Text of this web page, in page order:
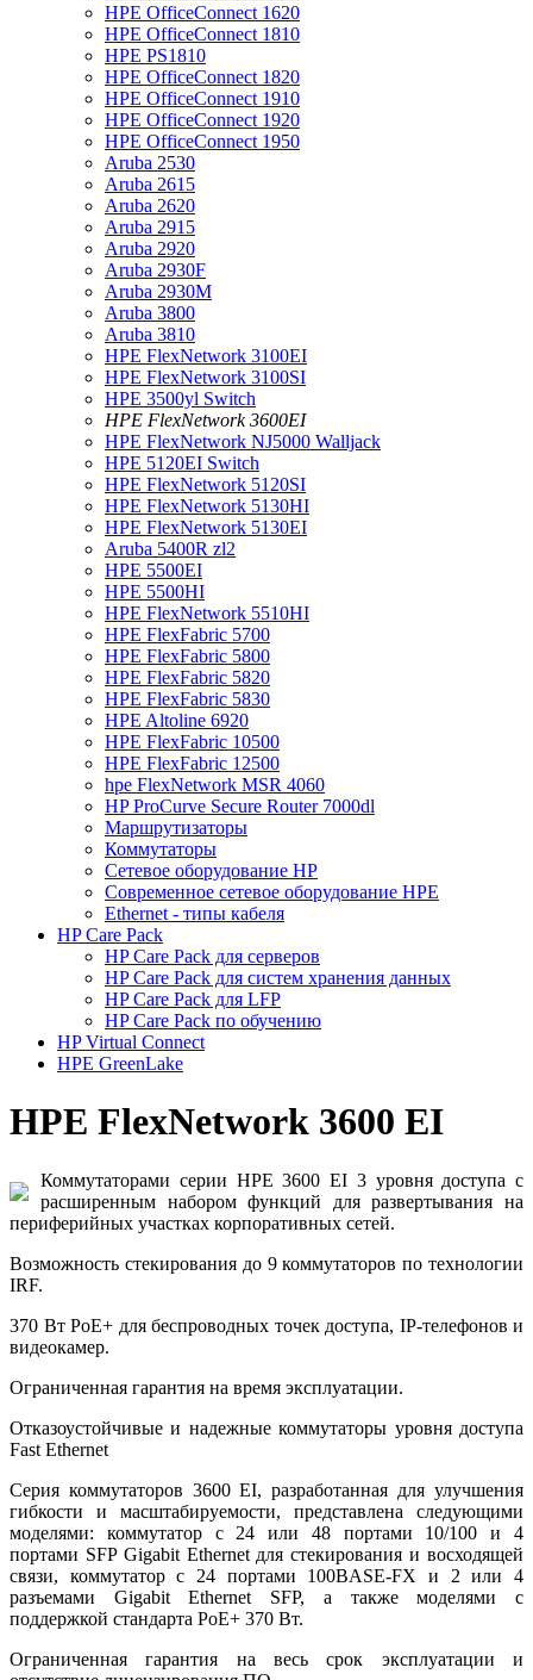
HPE OfficeConnect 1620
HPE OfficeConnect 1810
HPE PS1810
HPE OfficeConnect 1820
HPE OfficeConnect 1910
HPE OfficeConnect 1920
HPE OfficeConnect 1950
Aruba 2530
Aruba 2615
Aruba 2620
Aruba 2915
Aruba 2920
Aruba 2930F
Aruba 2930M
Aruba 3800
Aruba 3810
HPE FlexNetwork 3100EI
HPE FlexNetwork 3100SI
HPE 3500yl Switch
HPE FlexNetwork 3600EI
HPE FlexNetwork NJ5000 Walljack
HPE 5120EI Switch
HPE FlexNetwork 5120SI
HPE FlexNetwork 5130HI
HPE FlexNetwork 5130EI
Aruba 5400R zl2
HPE 5500EI
HPE 5500HI
HPE FlexNetwork 5510HI
HPE FlexFabric 5700
HPE FlexFabric 5800
HPE FlexFabric 5820
HPE FlexFabric 5830
HPE Altoline 6920
HPE FlexFabric 10500
HPE FlexFabric 12500
hpe FlexNetwork MSR 4060
HP ProСurve Secure Router 7000dl
Маршрутизаторы
Коммутаторы
Сетевое оборудование HP
Cовременное сетевое оборудование HPE
Ethernet - типы кабеля
HP Care Pack
HP Care Pack для серверов
HP Care Pack для систем хранения данных
HP Care Pack для LFP
HP Care Pack по обучению
HP Virtual Connect
HPE GreenLake
HPE FlexNetwork 3600 EI
Коммутаторами серии HPE 3600 EI 3 уровня доступа с
расширенным набором функций для развертывания на
периферийных участках корпоративных сетей.
Возможность стекирования до 9 коммутаторов по технологии
IRF.
370 Вт PoE+ для беспроводных точек доступа, IP-телефонов и
видеокамер.
Ограниченная гарантия на время эксплуатации.
Отказоустойчивые и надежные коммутаторы уровня доступа
Fast Ethernet
Серия коммутаторов 3600 EI, разработанная для улучшения
гибкости и масштабируемости, представлена следующими
моделями: коммутатор с 24 или 48 портами 10/100 и 4
портами SFP Gigabit Ethernet для стекирования и восходящей
связи, коммутатор с 24 портами 100BASE-FX и 2 или 4
разъемами Gigabit Ethernet SFP, а также моделями с
поддержкой стандарта PoE+ 370 Вт.
Ограниченная гарантия на весь срок эксплуатации и